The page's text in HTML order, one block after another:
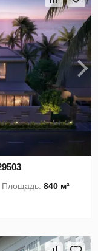
Площадь:840 м²